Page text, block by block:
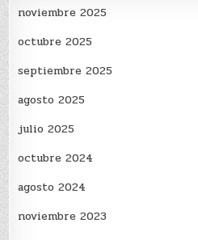
noviembre 2025
octubre 2025
septiembre 2025
agosto 2025
julio 2025
octubre 2024
agosto 2024
noviembre 2023